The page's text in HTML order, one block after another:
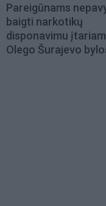
Pareigūnams
baigti narkotikų
disponavimu
Olego Šurajevo